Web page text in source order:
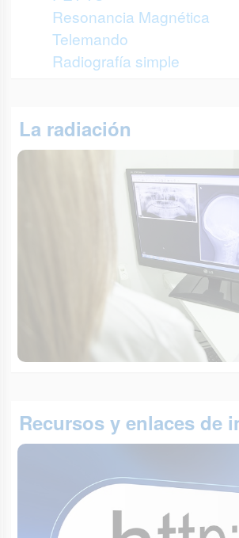
Resonancia Magnética
Telemando
Radiografía simple
La radiación
Recursos y enlaces de